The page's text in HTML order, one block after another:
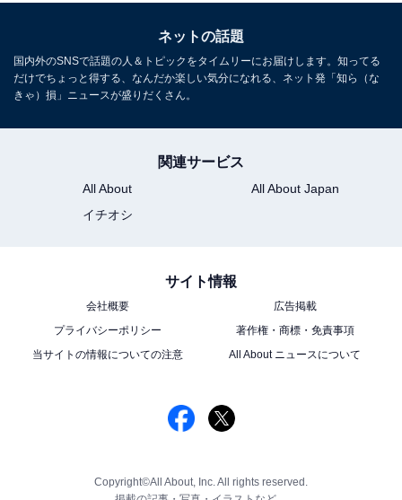
ネットの話題
国内外のSNSで話題の人＆トピックをタイムリーにお届けします。知ってる
だけでちょっと得する、なんだか楽しい気分になれる、ネット発「知ら（な
きゃ）損」ニュースが盛りだくさん。
関連サービス
All About
All About Japan
イチオシ
サイト情報
会社概要
広告掲載
プライバシーポリシー
著作権・商標・免責事項
当サイトの情報についての注意
All About ニュースについて
Copyright©All About, Inc. All rights reserved.